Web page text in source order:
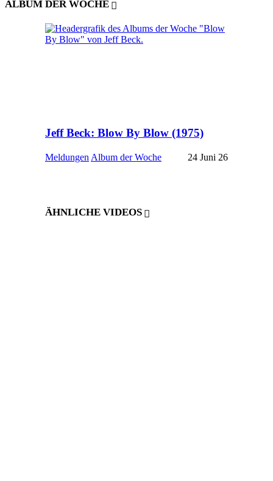
ALBUM DER WOCHE
Jeff Beck: Blow By Blow (1975)
MeldungenAlbum der Woche 24 Juni 26
ÄHNLICHE VIDEOS